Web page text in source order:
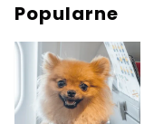
Popularne